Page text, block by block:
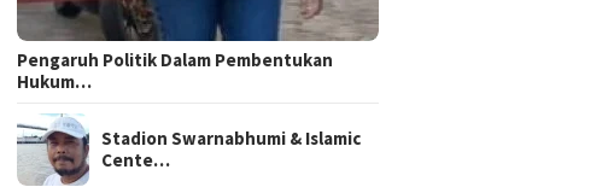
Pengaruh Politik Dalam Pembentukan
Hukum…
Stadion Swarnabhumi & Islamic
Cente…